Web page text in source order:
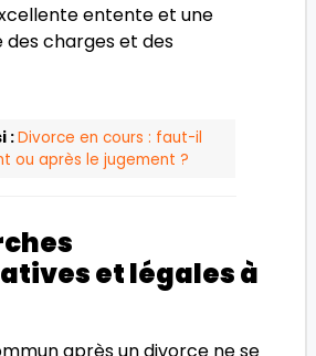
entente et une
charges et des
:Divorce en cours : faut-il
ou après le jugement ?
et légales à